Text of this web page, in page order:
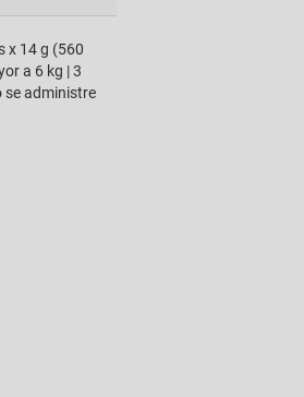
x 14 g (560
a 6 kg | 3
se administre